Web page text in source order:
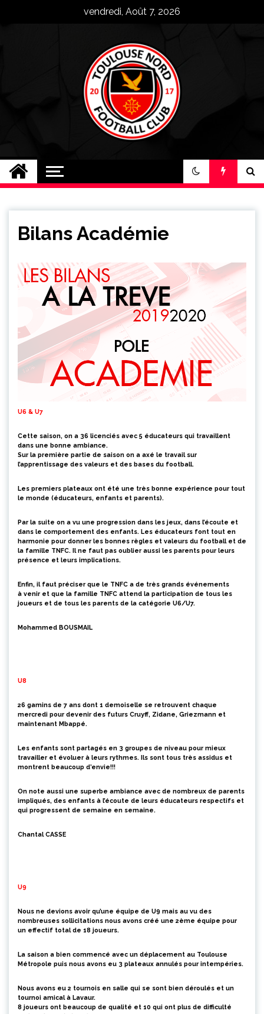
vendredi, Août 7, 2026
Toulouse Nord FC
Plus qu'un club, une famille !
Bilans Académie
U6 & U7
Cette saison, on a 36 licenciés avec 5 éducateurs qui travaillent
dans une bonne ambiance.
Sur la première partie de saison on a axé le travail sur
l’apprentissage des valeurs et des bases du football.
Les premiers plateaux ont été une très bonne expérience pour tout
le monde (éducateurs, enfants et parents).
Par la suite on a vu une progression dans les jeux, dans l’écoute et
dans le comportement des enfants. Les éducateurs font tout en
harmonie pour donner les bonnes règles et valeurs du football et de
la famille TNFC. Il ne faut pas oublier aussi les parents pour leurs
présence et leurs implications.
Enfin, il faut préciser que le TNFC a de très grands événements
à venir et que la famille TNFC attend la participation de tous les
joueurs et de tous les parents de la catégorie U6/U7.
Mohammed BOUSMAIL
U8
26 gamins de 7 ans dont 1 demoiselle se retrouvent chaque
mercredi pour devenir des futurs Cruyff, Zidane, Griezmann et
maintenant Mbappé.
Les enfants sont partagés en 3 groupes de niveau pour mieux
travailler et évoluer à leurs rythmes. Ils sont tous très assidus et
montrent beaucoup d’envie!!!
On note aussi une superbe ambiance avec de nombreux de parents
impliqués, des enfants à l’écoute de leurs éducateurs respectifs et
qui progressent de semaine en semaine.
Chantal CASSE
U9
Nous ne devions avoir qu’une équipe de U9 mais au vu des
nombreuses sollicitations nous avons créé une 2ème équipe pour
un effectif total de 18 joueurs.
La saison a bien commencé avec un déplacement au Toulouse
Métropole puis nous avons eu 3 plateaux annulés pour intempéries.
Nous avons eu 2 tournois en salle qui se sont bien déroulés et un
tournoi amical à Lavaur.
8 joueurs ont beaucoup de qualité et 10 qui ont plus de difficulté